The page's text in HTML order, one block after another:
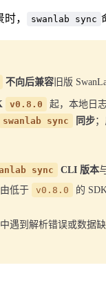
， swanlab sync
不向后兼容 旧版
v0.8.0 起，本地日
swanlab sync 同步
sync CLI 版本
低于
v0.8.0 的
遇到解析错误或数据